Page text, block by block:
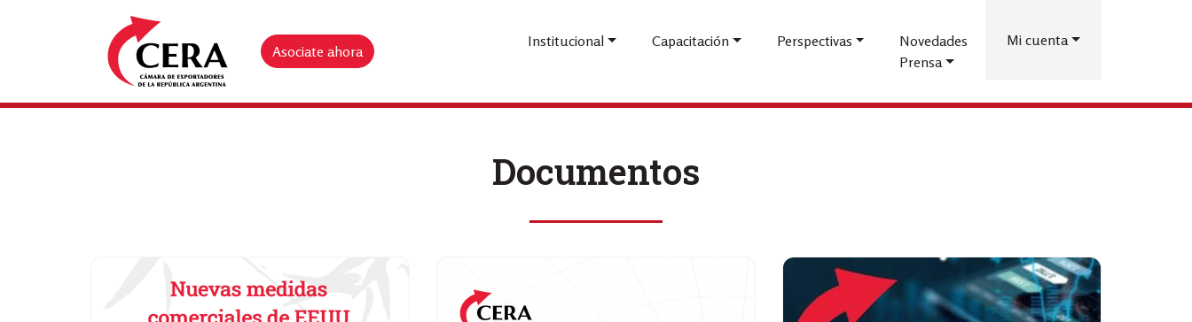
al
Asociate ahora
Institucional Capacitación Perspectivas
Novedades
Prensa
de
de
Mi cuenta
Documentos